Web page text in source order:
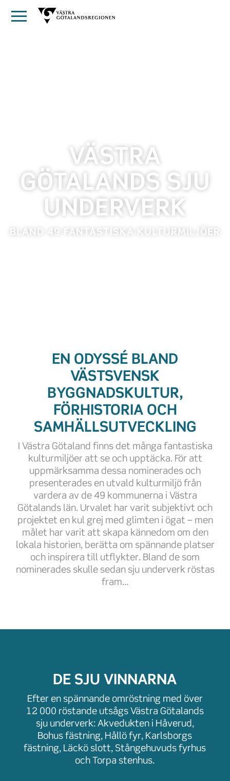
VÄSTRA
GÖTALANDS SJU
UNDERVERK
BLAND 49 FANTASTISKA KULTURMILJÖER
EN ODYSSÉ BLAND
VÄSTSVENSK
BYGGNADSKULTUR,
FÖRHISTORIA OCH
SAMHÄLLSUTVECKLING
I Västra Götaland finns det många fantastiska
kulturmiljöer att se och upptäcka. För att
uppmärksamma dessa nominerades och
presenterades en utvald kulturmiljö från
vardera av de 49 kommunerna i Västra
Götalands län. Urvalet har varit subjektivt och
projektet en kul grej med glimten i ögat – men
målet har varit att skapa kännedom om den
lokala historien, berätta om spännande platser
och inspirera till utflykter. Bland de som
nominerades skulle sedan sju underverk röstas
fram…
DE SJU VINNARNA
Efter en spännande omröstning med över
12 000 röstande utsågs Västra Götalands
sju underverk: Akvedukten i Håverud,
Bohus fästning, Hållö fyr, Karlsborgs
fästning, Läckö slott, Stångehuvuds fyrhus
och Torpa stenhus.